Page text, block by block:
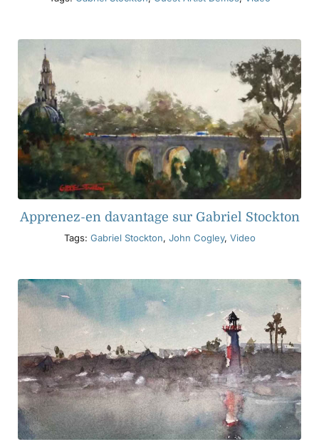
Apprenez-en davantage sur Gabriel Stockton
Tags: Gabriel Stockton, John Cogley, Video